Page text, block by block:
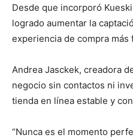
Desde que incorporó
logrado aumentar la
experiencia de compra más
Andrea Jasckek, creadora
negocio sin contactos ni
tienda en línea estable y
“Nunca es el momento